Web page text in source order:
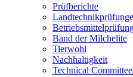
Prüfberichte
Band der Milchelite
Tierwohl
Nachhaltigkeit
Technical